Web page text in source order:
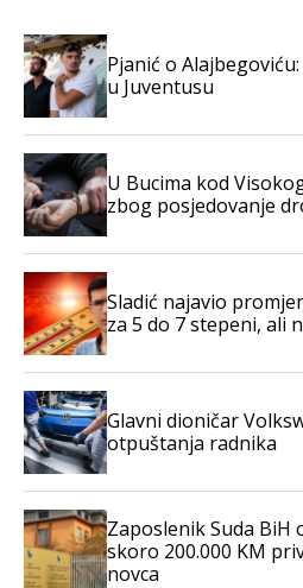
Pjanić o
u Juventusu
U Bucima kod
zbog posjedovanje
Sladić najavio
za 5 do 7 stepeni, ali
Glavni dioničar
otpuštanja radnika
Zaposlenik Suda BiH
skoro 200.000 KM
novca